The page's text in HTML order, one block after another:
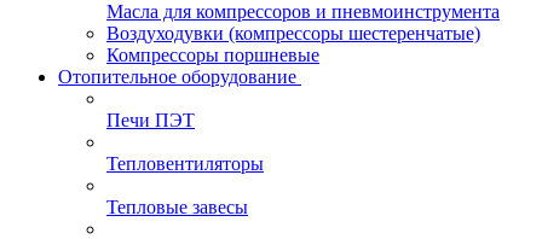
Масла для компрессоров и пневмоинструмента
Воздуходувки (компрессоры шестеренчатые)
Компрессоры поршневые
Отопительное оборудование
Печи ПЭТ
Тепловентиляторы
Тепловые завесы